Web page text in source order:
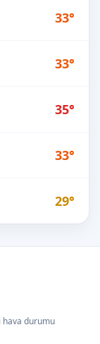
33°
33°
35°
33°
29°
hava durumu